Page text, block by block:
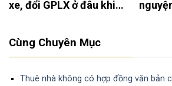
xe, đổi GPLX ở đâu khi
Cùng Chuyên Mục
Thuê nhà không có hợp đồng văn bản